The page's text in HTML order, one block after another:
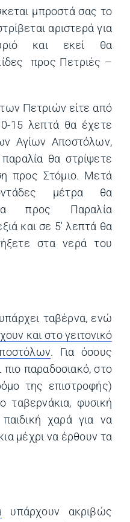
μπροστά σας το
αριστερά για
και εκεί θα
προς Πετριές –
Πετριών είτε από
15 λεπτά θα έχετε
Αγίων Αποστόλων,
θα στρίψετε
προς Στόμιο. Μετά
μέτρα θα
προς Παραλία
και σε 5′ λεπτά θα
στα νερά του
ταβέρνα, ενώ
και στο γειτονικό
(opens in a new
. Για όσους
πιο παραδοσιακό, στο
της επιστροφής)
ταβερνάκια, φυσική
χαρά για να
μέχρι να έρθουν τα
(opens in a new tab)
υπάρχουν ακριβώς